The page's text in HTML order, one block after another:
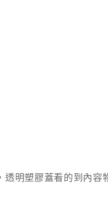
明塑膠蓋看的到內容